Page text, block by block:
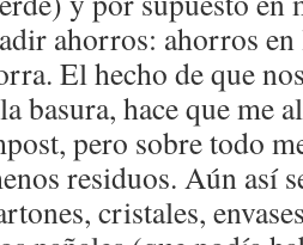
ahorros: ahorros en
El hecho de que
basura, hace que me
pero sobre todo
residuos. Aún así
cristales,